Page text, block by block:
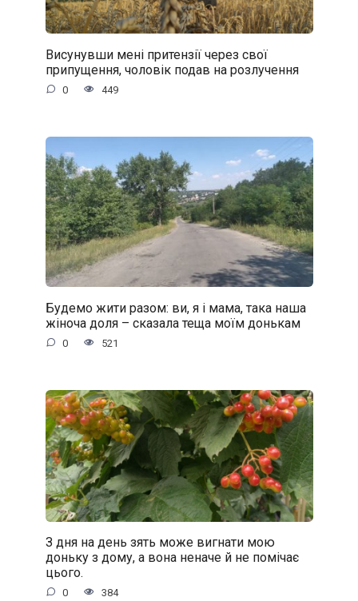
Висунувши мені притензії через свої
припущення, чоловік подав на розлучення
0 449
Будемо жити разом: ви, я і мама, така наша
жіноча доля – сказала теща моїм донькам
0 521
З дня на день зять може вигнати мою
доньку з дому, а вона неначе й не помічає
цього.
0 384